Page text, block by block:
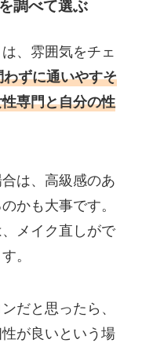
調べて選ぶ
、雰囲気をチェ
わずに通いやすそ
専門と自分の性
は、高級感のあ
かも大事です。
メイク直しがで
。
だと思ったら、
が良いという場